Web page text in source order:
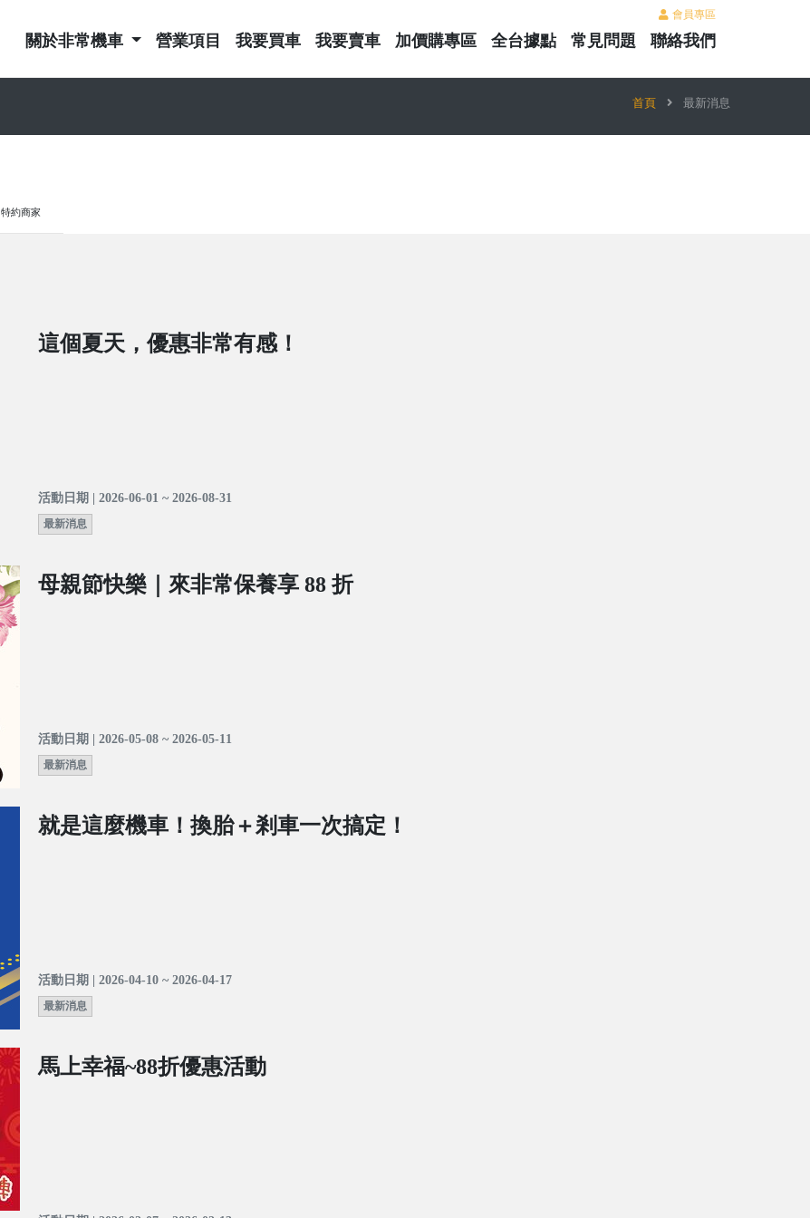
會員專區
關於非常機車 營業項目 我要買車 我要賣車 加價購專區 全台據點 常見問題 聯絡我們
首頁 最新消息
特約商家
這個夏天，優惠非常有感！
活動日期 | 2026-06-01 ~ 2026-08-31
最新消息
母親節快樂｜來非常保養享 88 折
活動日期 | 2026-05-08 ~ 2026-05-11
最新消息
就是這麼機車！換胎＋剎車一次搞定！
活動日期 | 2026-04-10 ~ 2026-04-17
最新消息
馬上幸福~88折優惠活動